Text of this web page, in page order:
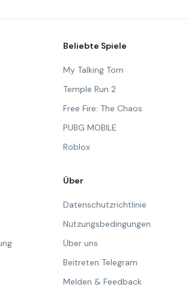
Beliebte Spiele
My Talking Tom
Temple Run 2
Free Fire: The Chaos
PUBG MOBILE
Roblox
Über
Datenschutzrichtlinie
Nutzungsbedingungen
Über uns
Beitreten Telegram
Melden & Feedback